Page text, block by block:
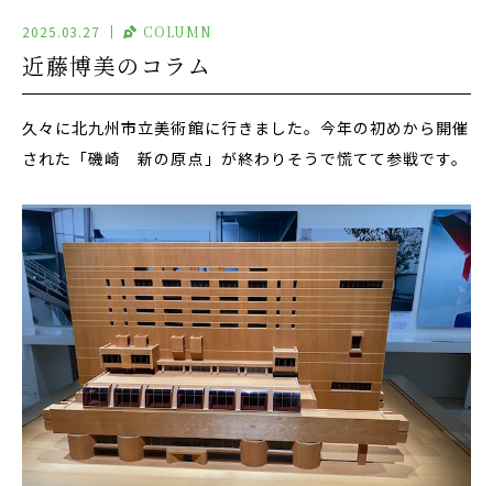
2025.03.27 COLUMN
近藤博美のコラム
久々に北九州市立美術館に行きました。今年の初めから開催
された「磯崎 新の原点」が終わりそうで慌てて参戦です。